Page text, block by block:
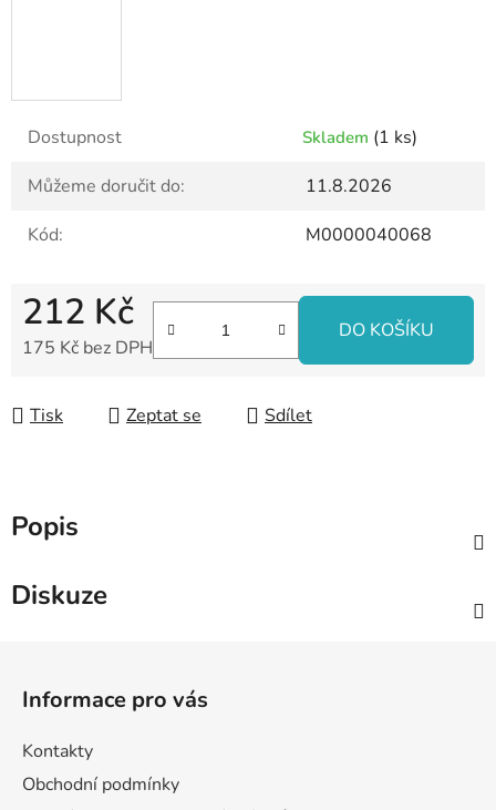
Dostupnost Skladem (1 ks)
Můžeme doručit do:
11.8.2026
Kód:
M0000040068
212 Kč
175 Kč bez DPH
DO KOŠÍKU
Tisk Zeptat se Sdílet
Popis
Diskuze
Informace pro vás
Kontakty
Obchodní podmínky